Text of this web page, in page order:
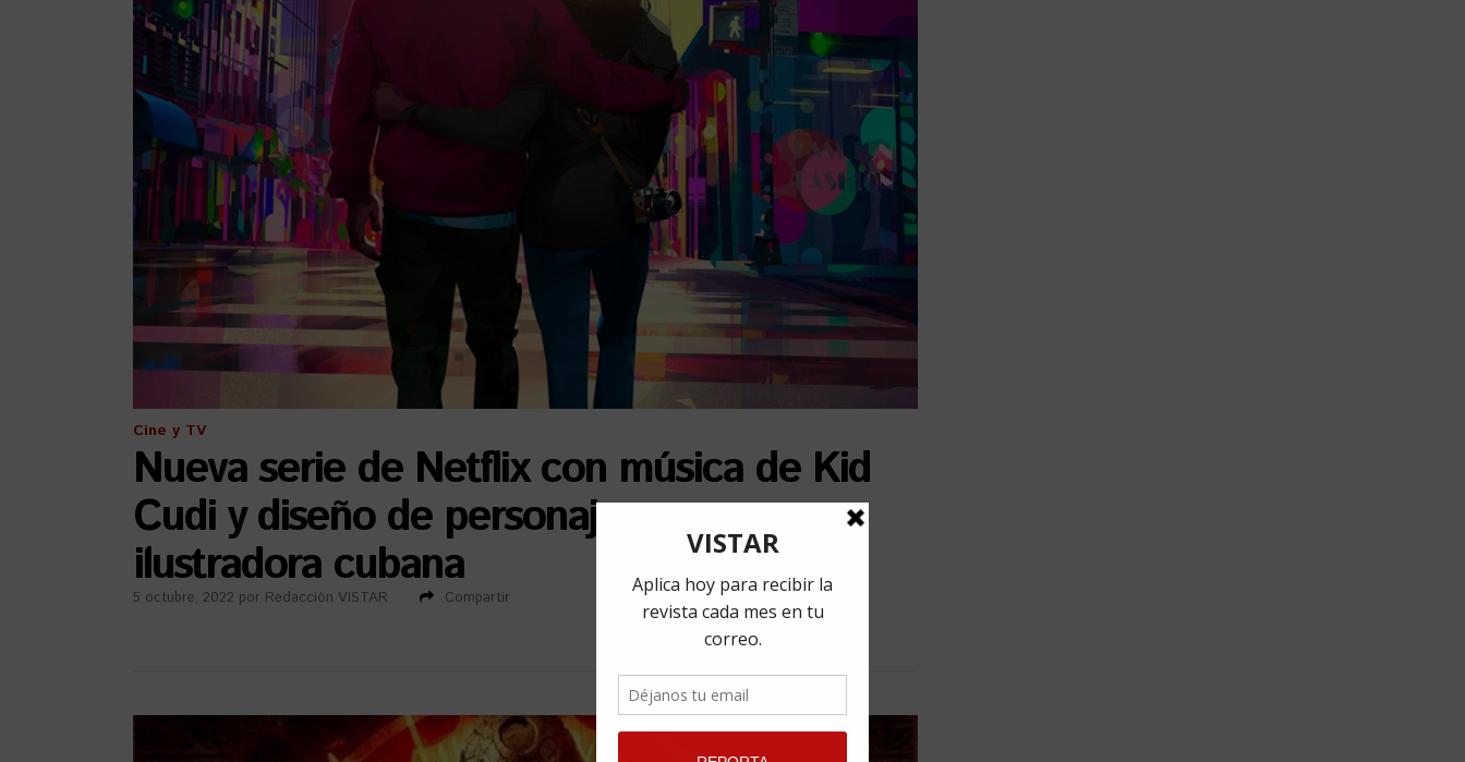
Cine y TV
Nueva serie de Netflix con música de Kid
Cudi y diseño de personajes por una
ilustradora cubana
5 octubre, 2022 por Redacción VISTAR Compartir